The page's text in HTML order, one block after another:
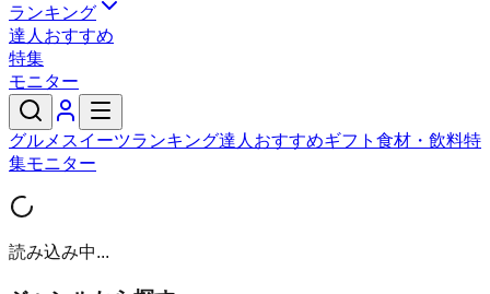
ランキング
達人おすすめ
特集
モニター
グルメ スイーツランキング達人おすすめギフト 食材・飲料特
集モニター
読み込み中...